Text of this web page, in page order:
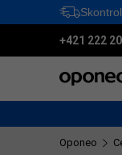
+421 222
Oponeo